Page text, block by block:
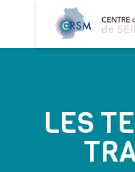
LES